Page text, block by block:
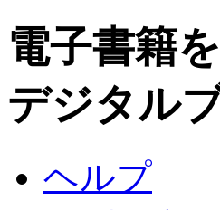
電子書籍
デジタル
ヘルプ